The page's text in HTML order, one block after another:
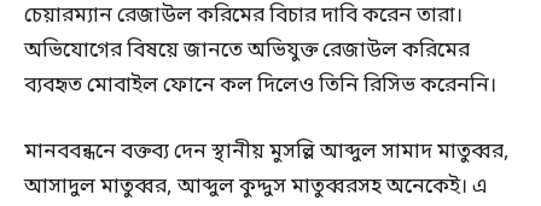
চেয়ারম্যান রেজাউল করিমের বিচার দাবি করেন তারা।
অভিযোগের বিষয়ে জানতে অভিযুক্ত রেজাউল করিমের
ব্যবহৃত মোবাইল ফোনে কল দিলেও তিনি রিসিভ করেননি।
মানববন্ধনে বক্তব্য দেন স্থানীয় মুসল্লি আব্দুল সামাদ মাতুব্বর,
আসাদুল মাতুব্বর, আব্দুল কুদ্দুস মাতুব্বরসহ অনেকেই। এ